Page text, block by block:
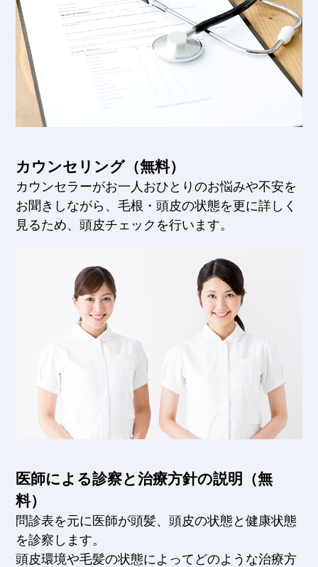
カウンセリング（無料）
カウンセラーがお一人おひとりのお悩みや不安を
お聞きしながら、毛根・頭皮の状態を更に詳しく
見るため、頭皮チェックを行います。
医師による診察と治療方針の説明（無
料）
問診表を元に医師が頭髪、頭皮の状態と健康状態
を診察します。
頭皮環境や毛髪の状態によってどのような治療方